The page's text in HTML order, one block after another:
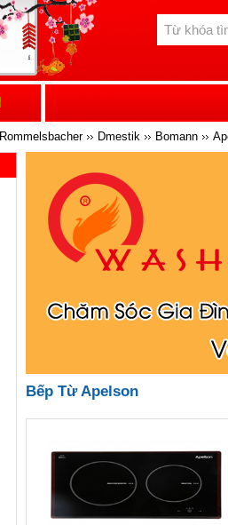
Rommelsbacher Dmestik Bomann
Bếp Từ Apelson